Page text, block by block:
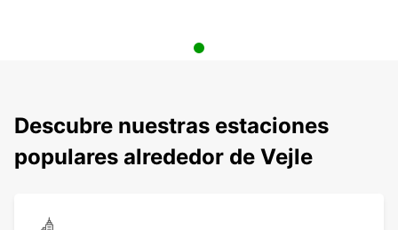
Descubre nuestras estaciones
populares alrededor de Vejle